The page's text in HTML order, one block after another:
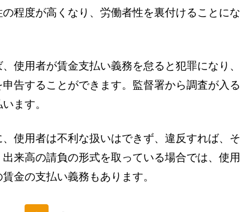
程度が高くなり、労働者性を裏付けることにな
使用者が賃金支払い義務を怠ると犯罪になり、
告することができます。監督署から調査が入る
ます。
使用者は不利な扱いはできず、違反すれば、そ
来高の請負の形式を取っている場合では、使用
金の支払い義務もあります。